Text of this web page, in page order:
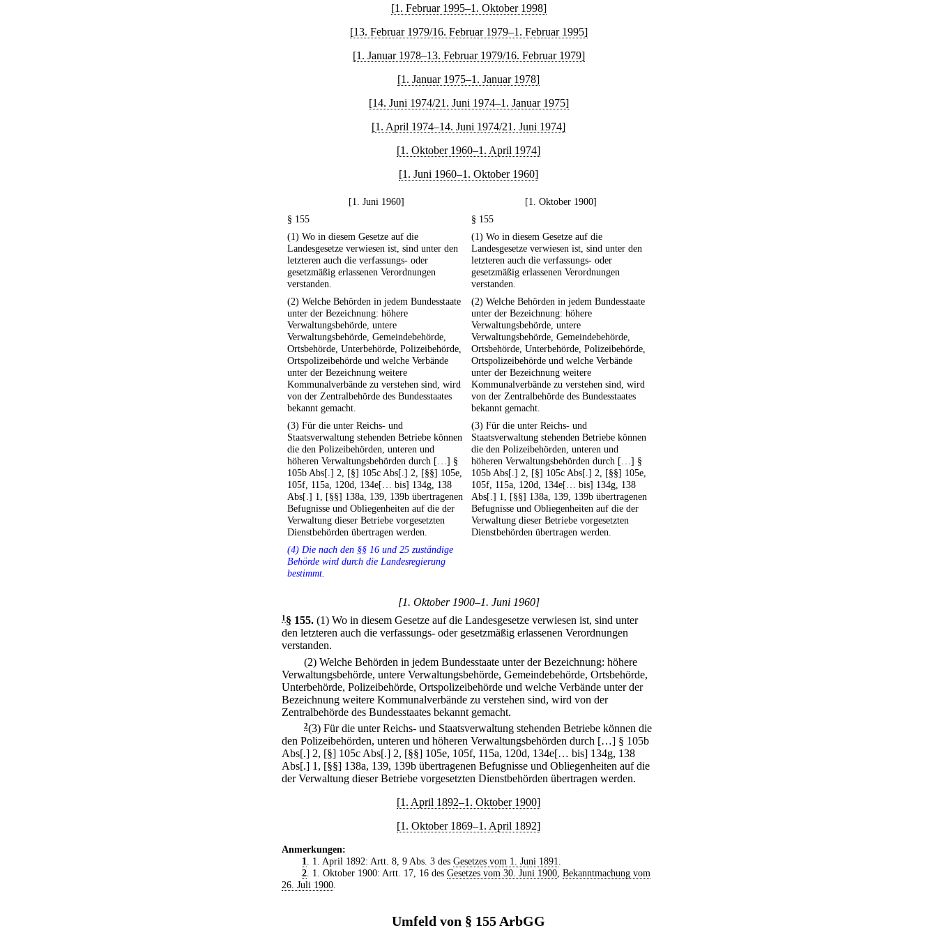
[1. Februar 1995–1. Oktober 1998]
[13. Februar 1979/16. Februar 1979–1. Februar 1995]
[1. Januar 1978–13. Februar 1979/16. Februar 1979]
[1. Januar 1975–1. Januar 1978]
[14. Juni 1974/21. Juni 1974–1. Januar 1975]
[1. April 1974–14. Juni 1974/21. Juni 1974]
[1. Oktober 1960–1. April 1974]
[1. Juni 1960–1. Oktober 1960]
[1. Juni 1960]
[1. Oktober 1900]
§ 155
§ 155
(1) Wo in diesem Gesetze auf die
Landesgesetze verwiesen ist, sind unter den
letzteren auch die verfassungs- oder
gesetzmäßig erlassenen Verordnungen
verstanden.
(1) Wo in diesem Gesetze auf die
Landesgesetze verwiesen ist, sind unter den
letzteren auch die verfassungs- oder
gesetzmäßig erlassenen Verordnungen
verstanden.
(2) Welche Behörden in jedem Bundesstaate
unter der Bezeichnung: höhere
Verwaltungsbehörde, untere
Verwaltungsbehörde, Gemeindebehörde,
Ortsbehörde, Unterbehörde, Polizeibehörde,
Ortspolizeibehörde und welche Verbände
unter der Bezeichnung weitere
Kommunalverbände zu verstehen sind, wird
von der Zentralbehörde des Bundesstaates
bekannt gemacht.
(2) Welche Behörden in jedem Bundesstaate
unter der Bezeichnung: höhere
Verwaltungsbehörde, untere
Verwaltungsbehörde, Gemeindebehörde,
Ortsbehörde, Unterbehörde, Polizeibehörde,
Ortspolizeibehörde und welche Verbände
unter der Bezeichnung weitere
Kommunalverbände zu verstehen sind, wird
von der Zentralbehörde des Bundesstaates
bekannt gemacht.
(3) Für die unter Reichs- und
Staatsverwaltung stehenden Betriebe können
die den Polizeibehörden, unteren und
höheren Verwaltungsbehörden durch […] §
105b Abs[.] 2, [§] 105c Abs[.] 2, [§§] 105e,
105f, 115a, 120d, 134e[… bis] 134g, 138
Abs[.] 1, [§§] 138a, 139, 139b übertragenen
Befugnisse und Obliegenheiten auf die der
Verwaltung dieser Betriebe vorgesetzten
Dienstbehörden übertragen werden.
(3) Für die unter Reichs- und
Staatsverwaltung stehenden Betriebe können
die den Polizeibehörden, unteren und
höheren Verwaltungsbehörden durch […] §
105b Abs[.] 2, [§] 105c Abs[.] 2, [§§] 105e,
105f, 115a, 120d, 134e[… bis] 134g, 138
Abs[.] 1, [§§] 138a, 139, 139b übertragenen
Befugnisse und Obliegenheiten auf die der
Verwaltung dieser Betriebe vorgesetzten
Dienstbehörden übertragen werden.
(4) Die nach den §§ 16 und 25 zuständige
Behörde wird durch die Landesregierung
bestimmt.
[1. Oktober 1900–1. Juni 1960]
1§ 155. (1) Wo in diesem Gesetze auf die Landesgesetze verwiesen ist, sind unter
den letzteren auch die verfassungs- oder gesetzmäßig erlassenen Verordnungen
verstanden.
(2) Welche Behörden in jedem Bundesstaate unter der Bezeichnung: höhere
Verwaltungsbehörde, untere Verwaltungsbehörde, Gemeindebehörde, Ortsbehörde,
Unterbehörde, Polizeibehörde, Ortspolizeibehörde und welche Verbände unter der
Bezeichnung weitere Kommunalverbände zu verstehen sind, wird von der
Zentralbehörde des Bundesstaates bekannt gemacht.
2(3) Für die unter Reichs- und Staatsverwaltung stehenden Betriebe können die
den Polizeibehörden, unteren und höheren Verwaltungsbehörden durch […] § 105b
Abs[.] 2, [§] 105c Abs[.] 2, [§§] 105e, 105f, 115a, 120d, 134e[… bis] 134g, 138
Abs[.] 1, [§§] 138a, 139, 139b übertragenen Befugnisse und Obliegenheiten auf die
der Verwaltung dieser Betriebe vorgesetzten Dienstbehörden übertragen werden.
[1. April 1892–1. Oktober 1900]
[1. Oktober 1869–1. April 1892]
Anmerkungen:
1
. 1. April 1892: Artt. 8, 9 Abs. 3 des Gesetzes vom 1. Juni 1891
2. 1. Oktober 1900: Artt. 17, 16 des Gesetzes vom 30. Juni 1900, Bekanntmachung vom
26. Juli 1900
Umfeld von § 155 ArbGG